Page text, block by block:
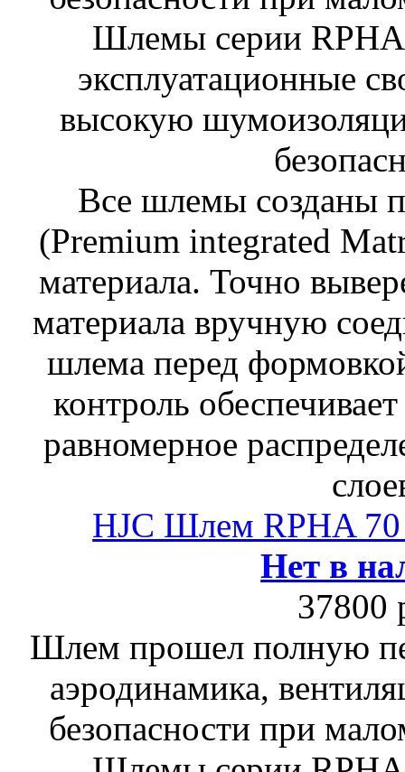
Шлемы серии
эксплуатационные
высокую
Все шлемы созданы
(Premium integrated
материала. Точно
материала вручную
шлема перед
контроль
равномерное
HJC Шлем RPHA
Нет в
37800
Шлем прошел полную
аэродинамика,
безопасности при